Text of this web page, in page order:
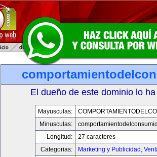
El dueño de este dominio lo
Mayusculas:
Minusculas:
Longitud:
27 caracteres
Categorias:
Marketing y Publicidad ,